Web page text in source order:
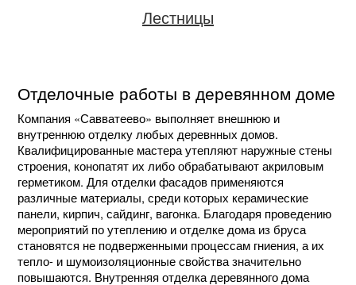
Лестницы
Отделочные работы в деревянном доме
Компания «Савватеево» выполняет внешнюю и
внутреннюю отделку любых деревнных домов.
Квалифицированные мастера утепляют наружные стены
строения, конопатят их либо обрабатывают акриловым
герметиком. Для отделки фасадов применяются
различные материалы, среди которых керамические
панели, кирпич, сайдинг, вагонка. Благодаря проведению
мероприятий по утеплению и отделке дома из бруса
становятся не подверженными процессам гниения, а их
тепло- и шумоизоляционные свойства значительно
повышаются. Внутренняя отделка деревянного дома